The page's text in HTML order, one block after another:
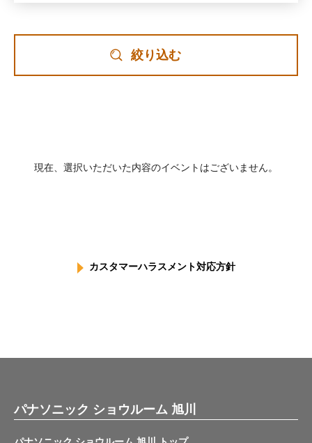
絞り込む
現在、選択いただいた内容のイベントはございません。
カスタマーハラスメント対応方針
パナソニック ショウルーム 旭川